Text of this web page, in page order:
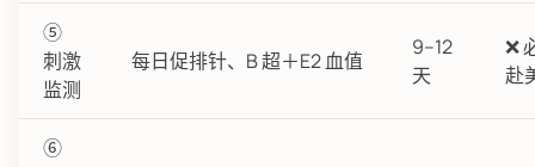
⑤
刺激
监测
每日促排针、B 超＋E2 血值
9–12
天
❌
赴
⑥